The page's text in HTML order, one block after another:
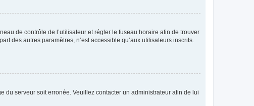
de contrôle de l’utilisateur et régler le fuseau horaire afin de trouver
des autres paramètres, n’est accessible qu’aux utilisateurs inscrits.
du serveur soit erronée. Veuillez contacter un administrateur afin de lui